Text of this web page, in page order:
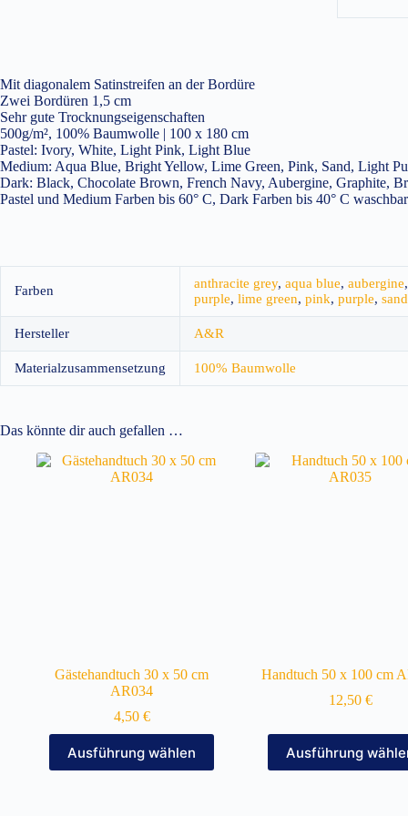
Mit diagonalem Satinstreifen an der Bordüre
Zwei Bordüren 1,5 cm
Sehr gute Trocknungseigenschaften
500g/m², 100% Baumwolle | 100 x 180 cm
Pastel: Ivory, White, Light Pink, Light Blue
Medium: Aqua Blue, Bright Yellow, Lime Green, Pink, Sand, Light
Dark: Black, Chocolate Brown, French Navy, Aubergine, Graphite,
Pastel und Medium Farben bis 60° C, Dark Farben bis 40° C waschbar
Farben anthracite grey, aqua blue, aubergine,
purple, lime green, pink, purple, sand
Hersteller A&R
Materialzusammensetzung 100% Baumwolle
Das könnte dir auch gefallen …
Gästehandtuch 30 x 50 cm
AR034
4,50 €
Ausführung wählen
Produkt
weist
Handtuch 50 x 100 cm
12,50 €
AusführungProdukt
weist